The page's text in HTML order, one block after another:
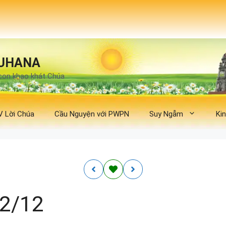
khao khát Chúa
Lời Chúa Cầu Nguyện với PWPN Suy Ngẫm
12